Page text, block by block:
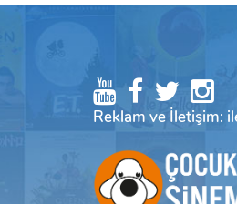
Reklam ve İletişim: